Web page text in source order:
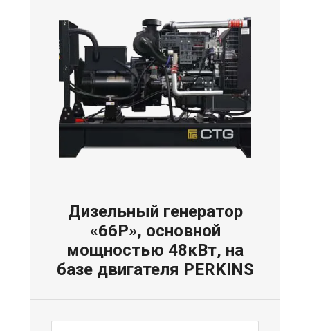
Дизельный генератор
«66P», основной
мощностью 48кВт, на
базе двигателя PERKINS